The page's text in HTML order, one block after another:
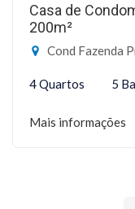
Casa de
200m²
Cond Fazenda Praia do
4 Quartos 5
Mais informações